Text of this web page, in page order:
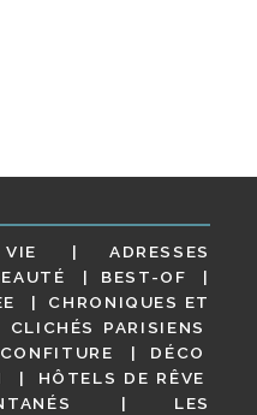
ADRESSES
BEST-OF
CHRONIQUES ET
CLICHÉS PARISIENS
DÉCO
HÔTELS DE RÊVE
LES